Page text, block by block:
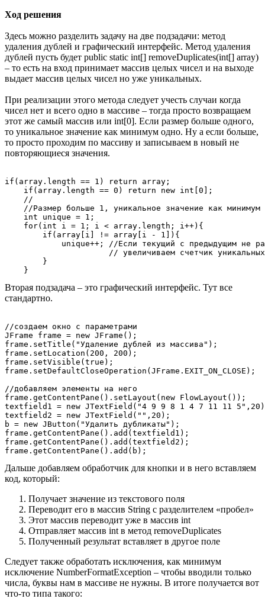
Ход решения
Здесь можно разделить задачу на две подзадачи: метод
удаления дублей и графический интерфейс. Метод удаления
дублей пусть будет public static int[] removeDuplicates(int[] array)
– то есть на вход принимает массив целых чисел и на выходе
выдает массив целых чисел но уже уникальных.
При реализации этого метода следует учесть случаи когда
чисел нет и всего одно в массиве – тогда просто возвращаем
этот же самый массив или int[0]. Если размер больше одного,
то уникальное значение как минимум одно. Ну а если больше,
то просто проходим по массиву и записываем в новый не
повторяющиеся значения.
if(array.length == 1) return array;
    if(array.length == 0) return new int[0];
    //
//Размер больше 1, уникальное значение как минимум
    int unique = 1;
    for(int i = 1; i < array.length; i++){
        if(array[i] != array[i - 1]){
unique++; //Если текущий с предыдущим не
// увеличиваем счетчик
        }
Вторая подзадача – это графический интерфейс. Тут все
стандартно.
//создаем окно с параметрами
JFrame frame = new JFrame();
frame.setTitle("Удаление дублей из массива");
frame.setLocation(200, 200);
frame.setVisible(true);
frame.setDefaultCloseOperation(JFrame.EXIT_ON_CLOSE);
//добавляем элементы на него
frame.getContentPane().setLayout(new FlowLayout());
textfield1 = new JTextField("4 9 9 8 1 4 7 11 11
textfield2 = new JTextField("",20);
b = new JButton("Удалить дубликаты");
frame.getContentPane().add(textfield1);
frame.getContentPane().add(textfield2);
Дальше добавляем обработчик для кнопки и в него вставляем
код, который:
Получает значение из текстового поля
Переводит его в массив String с разделителем «пробел»
Этот массив переводит уже в массив int
Отправляет массив int в метод removeDuplicates
Полученный результат вставляет в другое поле
Следует также обработать исключения, как минимум
исключение NumberFormatException – чтобы вводили только
числа, буквы нам в массиве не нужны. В итоге получается вот
что-то типа такого: